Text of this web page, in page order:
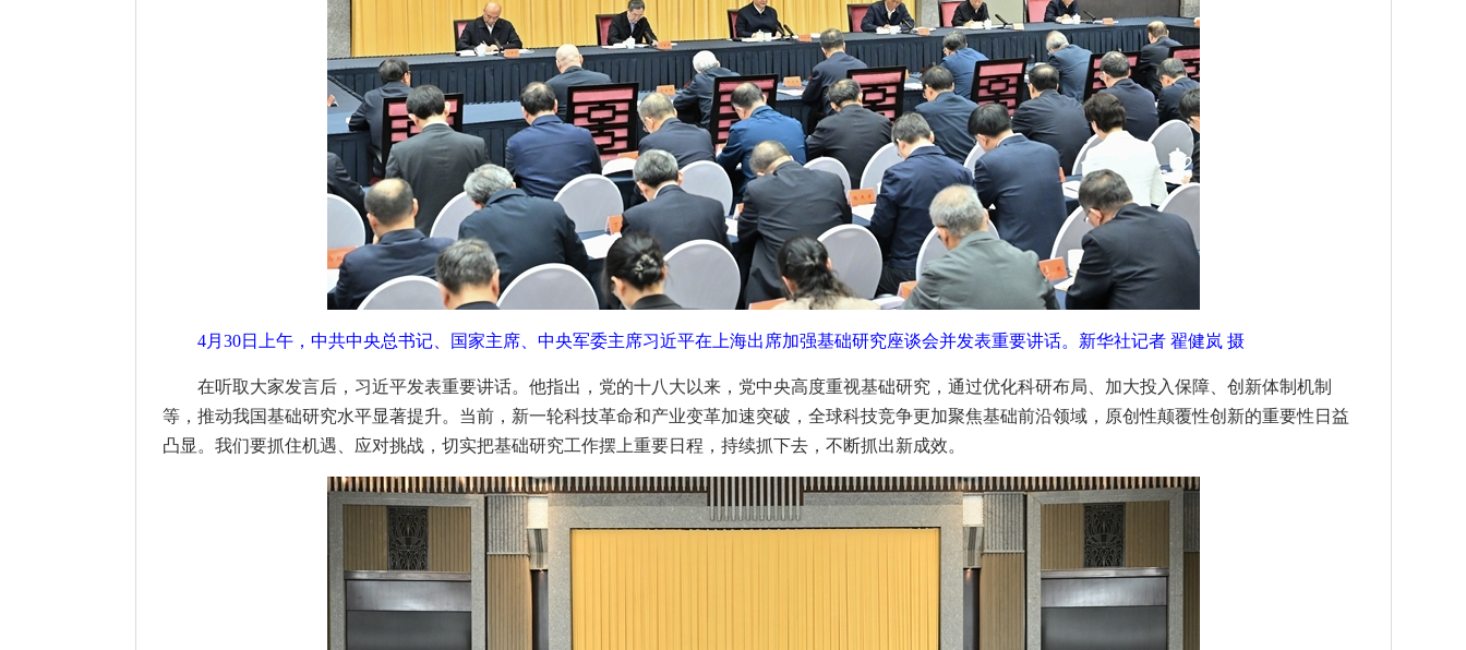
4月30日上午，中共中央总书记、国家主席、中央军委主席习近平在上海出席加强基础研究座谈会并发表重要讲话。新华社记者 翟健岚 摄
在听取大家发言后，习近平发表重要讲话。他指出，党的十八大以来，党中央高度重视基础研究，通过优化科研布局、加大投入保障、创新体制机制
等，推动我国基础研究水平显著提升。当前，新一轮科技革命和产业变革加速突破，全球科技竞争更加聚焦基础前沿领域，原创性颠覆性创新的重要性日益
凸显。我们要抓住机遇、应对挑战，切实把基础研究工作摆上重要日程，持续抓下去，不断抓出新成效。